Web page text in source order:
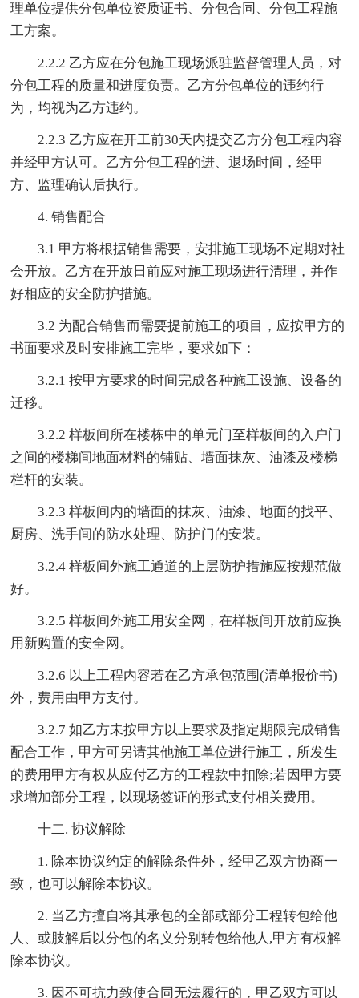
理单位提供分包单位资质证书、分包合同、分包工程施
工方案。
2.2.2 乙方应在分包施工现场派驻监督管理人员，对
分包工程的质量和进度负责。乙方分包单位的违约行
为，均视为乙方违约。
2.2.3 乙方应在开工前30天内提交乙方分包工程内容
并经甲方认可。乙方分包工程的进、退场时间，经甲
方、监理确认后执行。
4. 销售配合
3.1 甲方将根据销售需要，安排施工现场不定期对社
会开放。乙方在开放日前应对施工现场进行清理，并作
好相应的安全防护措施。
3.2 为配合销售而需要提前施工的项目，应按甲方的
书面要求及时安排施工完毕，要求如下：
3.2.1 按甲方要求的时间完成各种施工设施、设备的
迁移。
3.2.2 样板间所在楼栋中的单元门至样板间的入户门
之间的楼梯间地面材料的铺贴、墙面抹灰、油漆及楼梯
栏杆的安装。
3.2.3 样板间内的墙面的抹灰、油漆、地面的找平、
厨房、洗手间的防水处理、防护门的安装。
3.2.4 样板间外施工通道的上层防护措施应按规范做
好。
3.2.5 样板间外施工用安全网，在样板间开放前应换
用新购置的安全网。
3.2.6 以上工程内容若在乙方承包范围(清单报价书)
外，费用由甲方支付。
3.2.7 如乙方未按甲方以上要求及指定期限完成销售
配合工作，甲方可另请其他施工单位进行施工，所发生
的费用甲方有权从应付乙方的工程款中扣除;若因甲方要
求增加部分工程，以现场签证的形式支付相关费用。
十二. 协议解除
1. 除本协议约定的解除条件外，经甲乙双方协商一
致，也可以解除本协议。
2. 当乙方擅自将其承包的全部或部分工程转包给他
人、或肢解后以分包的名义分别转包给他人,甲方有权解
除本协议。
3. 因不可抗力致使合同无法履行的，甲乙双方可以